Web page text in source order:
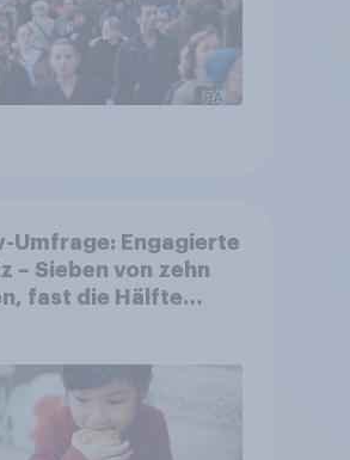
Umfrage: Engagierte
– Sieben von zehn
fast die Hälfte